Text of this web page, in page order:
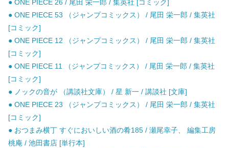
● ONE PIECE 26 / 尾田 栄一郎 / 集英社 [コミック]
● ONE PIECE 53 （ジャンプコミックス） / 尾田 栄一郎 / 集英社
[コミック]
● ONE PIECE 12 （ジャンプコミックス） / 尾田 栄一郎 / 集英社
[コミック]
● ONE PIECE 11 （ジャンプコミックス） / 尾田 栄一郎 / 集英社
[コミック]
● ノックの音が （講談社文庫） / 星 新一 / 講談社 [文庫]
● ONE PIECE 23 （ジャンプコミックス） / 尾田 栄一郎 / 集英社
[コミック]
● おつまみ横丁 すぐにおいしい酒の肴185 / 瀬尾幸子、 編集工房
桃庵 / 池田書店 [単行本]